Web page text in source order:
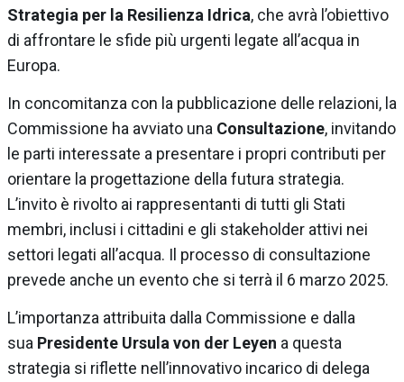
Strategia per la Resilienza Idrica, che avrà l’obiettivo
di affrontare le sfide più urgenti legate all’acqua in
Europa.
In concomitanza con la pubblicazione delle relazioni, la
Commissione ha avviato una Consultazione, invitando
le parti interessate a presentare i propri contributi per
orientare la progettazione della futura strategia.
L’invito è rivolto ai rappresentanti di tutti gli Stati
membri, inclusi i cittadini e gli stakeholder attivi nei
settori legati all’acqua. Il processo di consultazione
prevede anche un evento che si terrà il 6 marzo 2025.
L’importanza attribuita dalla Commissione e dalla
sua Presidente Ursula von der Leyen a questa
strategia si riflette nell’innovativo incarico di delega